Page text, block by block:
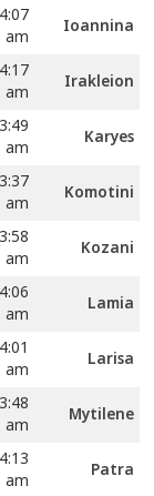
Ioannina
4:07
am
Irakleion
4:17
am
Karyes
3:49
am
Komotini
3:37
am
Kozani
3:58
am
Lamia
4:06
am
Larisa
4:01
am
Mytilene
3:48
am
Patra
4:13
am